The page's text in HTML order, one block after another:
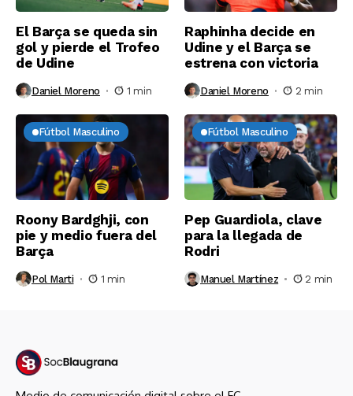
El Barça se queda sin
gol y pierde el Trofeo
de Udine
Daniel Moreno 1 min
Raphinha decide en
Udine y el Barça se
estrena con victoria
Daniel Moreno 2 min
Fútbol Masculino
Roony Bardghji, con
pie y medio fuera del
Barça
Pol Marti 1 min
Fútbol Masculino
Pep Guardiola, clave
para la llegada de
Rodri
Manuel Martínez 2 min